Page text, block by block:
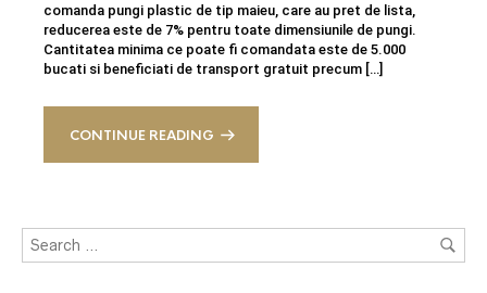
comanda pungi plastic de tip maieu, care au pret de lista,
reducerea este de 7% pentru toate dimensiunile de pungi.
Cantitatea minima ce poate fi comandata este de 5.000
bucati si beneficiati de transport gratuit precum […]
CONTINUE READING